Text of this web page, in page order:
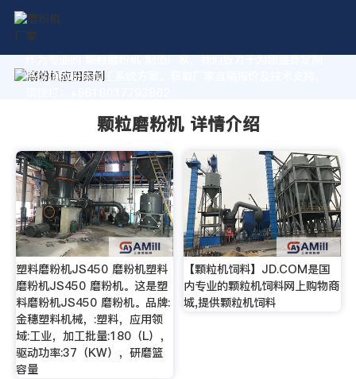
作为专业的 颗粒磨粉机 制造厂家，我们致力于为您量身定制
高价值的粉体加工系统方案。获取厂家直销报价及技术支持，
颗粒磨粉机 详情介绍
塑料磨粉机JS450 磨粉机塑料
磨粉机JS450 磨粉机。这是塑
料磨粉机JS450 磨粉机。品牌:
金穗塑料机械，:塑料，应用领
域:工业，加工批量:180（L），
驱动功率:37（KW），研磨篮
容量
【颗粒机饲料】JD.COM是国
内专业的颗粒机饲料网上购物商
城,提供颗粒机饲料